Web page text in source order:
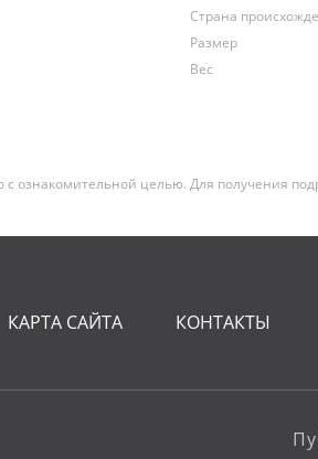
Страна
Размер
Вес
ознакомительной целью. Для получения
КАРТА САЙТА КОНТАКТЫ